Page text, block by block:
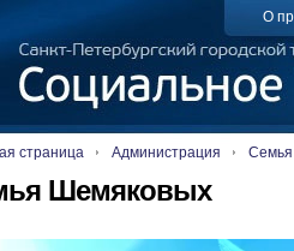
О
страница Администрация
Шемяковых